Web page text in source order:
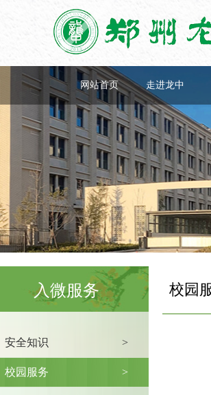
网站首页 走进龙中
入微服务
安全知识 >
校园服务 >
校园